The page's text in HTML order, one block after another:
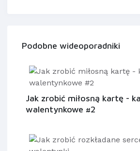
Podobne wideoporadniki
Jak zrobić miłosną kartę -
walentynkowe #2